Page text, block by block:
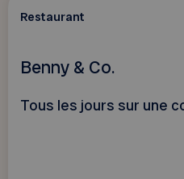
Restaurant
Benny & Co.
Tous les jours sur une